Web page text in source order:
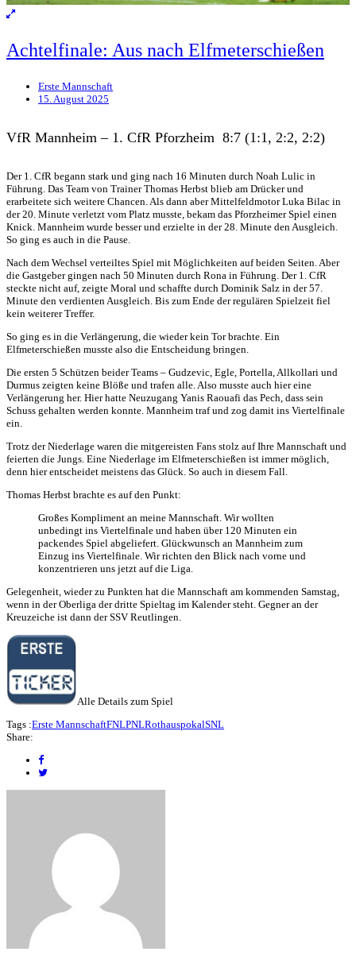
Achtelfinale: Aus nach Elfmeterschießen
Erste Mannschaft
15. August 2025
VfR Mannheim – 1. CfR Pforzheim 8:7 (1:1, 2:2, 2:2)
Der 1. CfR begann stark und ging nach 16 Minuten durch Noah Lulic in
Führung. Das Team von Trainer Thomas Herbst blieb am Drücker und
erarbeitete sich weitere Chancen. Als dann aber Mittelfeldmotor Luka Bilac in
der 20. Minute verletzt vom Platz musste, bekam das Pforzheimer Spiel einen
Knick. Mannheim wurde besser und erzielte in der 28. Minute den Ausgleich.
So ging es auch in die Pause.
Nach dem Wechsel verteiltes Spiel mit Möglichkeiten auf beiden Seiten. Aber
die Gastgeber gingen nach 50 Minuten durch Rona in Führung. Der 1. CfR
steckte nicht auf, zeigte Moral und schaffte durch Dominik Salz in der 57.
Minute den verdienten Ausgleich. Bis zum Ende der regulären Spielzeit fiel
kein weiterer Treffer.
So ging es in die Verlängerung, die wieder kein Tor brachte. Ein
Elfmeterschießen musste also die Entscheidung bringen.
Die ersten 5 Schützen beider Teams – Gudzevic, Egle, Portella, Allkollari und
Durmus zeigten keine Blöße und trafen alle. Also musste auch hier eine
Verlängerung her. Hier hatte Neuzugang Yanis Raouafi das Pech, dass sein
Schuss gehalten werden konnte. Mannheim traf und zog damit ins Viertelfinale
ein.
Trotz der Niederlage waren die mitgereisten Fans stolz auf Ihre Mannschaft und
feierten die Jungs. Eine Niederlage im Elfmeterschießen ist immer möglich,
denn hier entscheidet meistens das Glück. So auch in diesem Fall.
Thomas Herbst brachte es auf den Punkt:
Großes Kompliment an meine Mannschaft. Wir wollten
unbedingt ins Viertelfinale und haben über 120 Minuten ein
packendes Spiel abgeliefert. Glückwunsch an Mannheim zum
Einzug ins Viertelfinale. Wir richten den Blick nach vorne und
konzentrieren uns jetzt auf die Liga.
Gelegenheit, wieder zu Punkten hat die Mannschaft am kommenden Samstag,
wenn in der Oberliga der dritte Spieltag im Kalender steht. Gegner an der
Kreuzeiche ist dann der SSV Reutlingen.
Alle Details zum Spiel
Tags :Erste MannschaftFNLPNLRothauspokalSNL
Share: